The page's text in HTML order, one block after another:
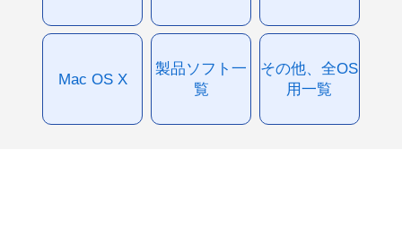
Mac OS X
製品ソフト一
覧
その他、全OS
用一覧